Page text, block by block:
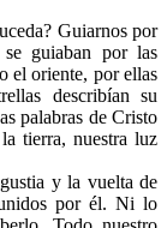
Guiarnos por
guiaban por las
el oriente, por ellas
describían su
palabras de Cristo
tierra, nuestra luz
y la vuelta de
por él. Ni lo